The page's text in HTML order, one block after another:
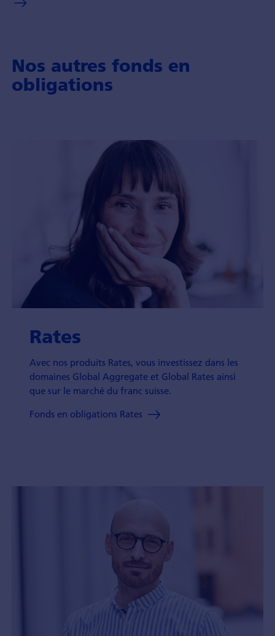
Nos autres fonds en
obligations
Rates
Avec nos produits Rates, vous investissez dans les
domaines Global Aggregate et Global Rates ainsi
que sur le marché du franc suisse.
Fonds en obligations Rates